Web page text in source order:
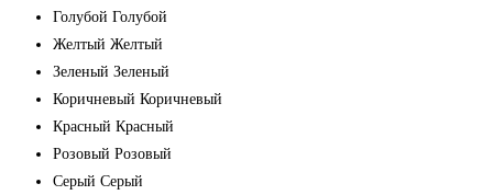
Голубой Голубой
Желтый Желтый
Зеленый Зеленый
Коричневый Коричневый
Красный Красный
Розовый Розовый
Серый Серый